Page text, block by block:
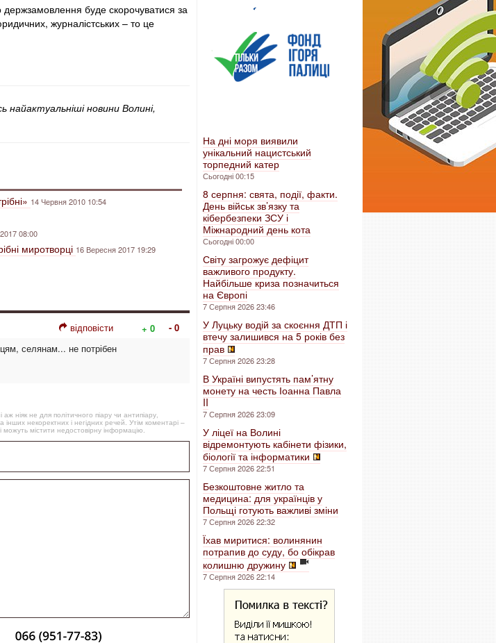
держзамовлення буде скорочуватися за
журналістських – то це
найактуальніші новини Волині,
14 Червня 2010 10:54
08:00
миротворці 16 Вересня 2017 19:29
відповісти + 0
- 0
селянам... не потрібен
ніяк не для політичного піару чи антипіару,
некоректних і негідних речей. Утім коментарі –
можуть містити недостовірну інформацію.
На дні моря виявили
унікальний нацистський
торпедний катер
Сьогодні 00:15
8 серпня: свята, події, факти.
День військ зв’язку та
кібербезпеки ЗСУ і
Міжнародний день кота
Сьогодні 00:00
Світу загрожує дефіцит
важливого продукту.
Найбільше криза позначиться
на Європі
7 Серпня 2026 23:46
У Луцьку водій за скоєння ДТП і
втечу залишився на 5 років без
прав
7 Серпня 2026 23:28
В Україні випустять пам’ятну
монету на честь Іоанна Павла
II
7 Серпня 2026 23:09
У ліцеї на Волині
відремонтують кабінети фізики,
біології та інформатики
7 Серпня 2026 22:51
Безкоштовне житло та
медицина: для українців у
Польщі готують важливі зміни
7 Серпня 2026 22:32
Їхав миритися: волинянин
потрапив до суду, бо обікрав
колишню дружину
7 Серпня 2026 22:14